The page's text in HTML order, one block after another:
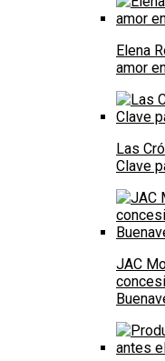
Elena
amor
Las
Clave
JAC